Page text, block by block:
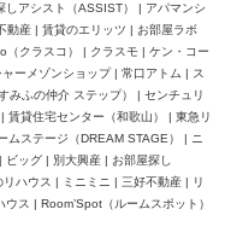
しアシスト（ASSIST） | アパマンシ
動産 | 賃貸のエリッツ | お部屋ラボ
（クラスコ） | クラスモ | ケン・コー
ーメゾンショップ | 常口アトム | ス
みふの仲介 ステップ） | センチュリ
貸住宅センター（和歌山） | 東急リ
ムステージ（DREAM STAGE） | ニ
ッグ | 別大興産 | お部屋探し
ハウス | ミニミニ | 三好不動産 | リ
ス | Room’Spot（ルームスポット）